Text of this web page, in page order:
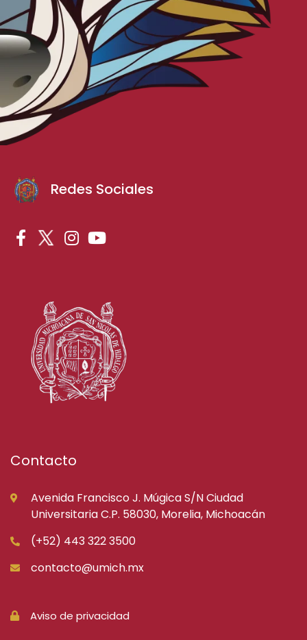
Redes Sociales
Contacto
Avenida Francisco J. Múgica S/N Ciudad
Universitaria C.P. 58030, Morelia, Michoacán
(+52) 443 322 3500
contacto@umich.mx
Aviso de privacidad